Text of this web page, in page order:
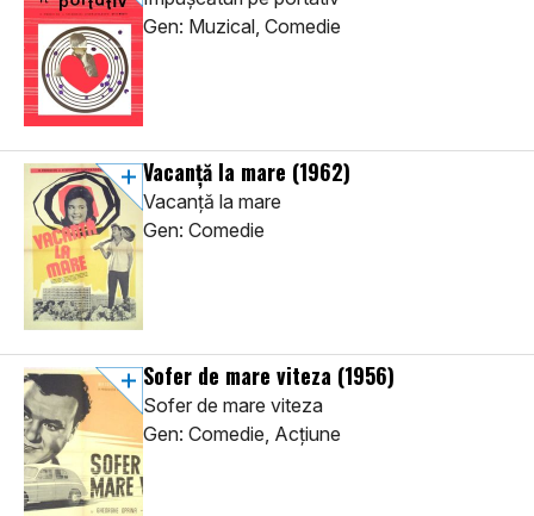
Gen: Muzical, Comedie
Vacanță la mare (1962)
Vacanță la mare
Gen: Comedie
Sofer de mare viteza (1956)
Sofer de mare viteza
Gen: Comedie, Acţiune